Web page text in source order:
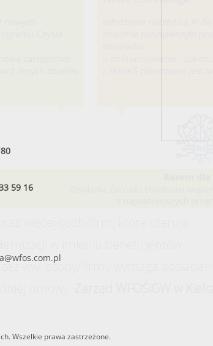
ww. osoby/firmy wymaga posiadania
umowy,
59 16
Wszelkie prawa zastrzeżone.